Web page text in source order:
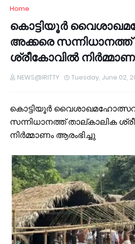
Home
കൊട്ടിയൂര്‍
അക്കരെ സന്നിധാനത്ത്
ശ്രീകോവില്‍
NEWS@IRITTY Tuesday, June 02,
കൊട്ടിയൂര്‍
സന്നിധാനത്ത് താല്കാലിക
നിര്‍മ്മാണം ആരംഭിച്ചു